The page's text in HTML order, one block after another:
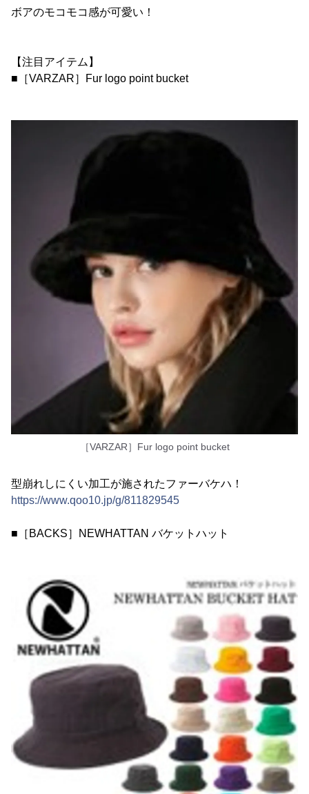
ボアのモコモコ感が可愛い！
【注目アイテム】
■［VARZAR］Fur logo point bucket
［VARZAR］Fur logo point bucket
型崩れしにくい加工が施されたファーバケハ！
https://www.qoo10.jp/g/811829545
■［BACKS］NEWHATTAN バケットハット